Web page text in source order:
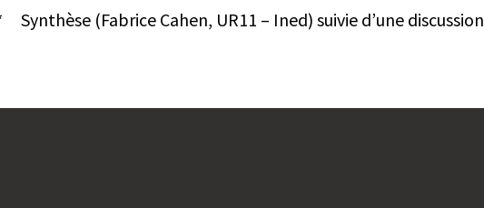
(Fabrice Cahen, UR11 – Ined) suivie d’une discussion